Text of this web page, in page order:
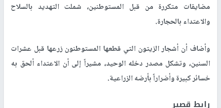
مضايقات متكررة من قبل المستوطنين، شملت التهديد بالسلاح
والاعتداء بالحجارة.
وأضاف أن أشجار الزيتون التي قطعها المستوطنون زرعها قبل عشرات
السنين، وتشكل مصدر دخله الوحيد، مشيراً إلى أن الاعتداء ألحق به
خسائر كبيرة وأضراراً بأرضه الزراعية.
رابط قصير